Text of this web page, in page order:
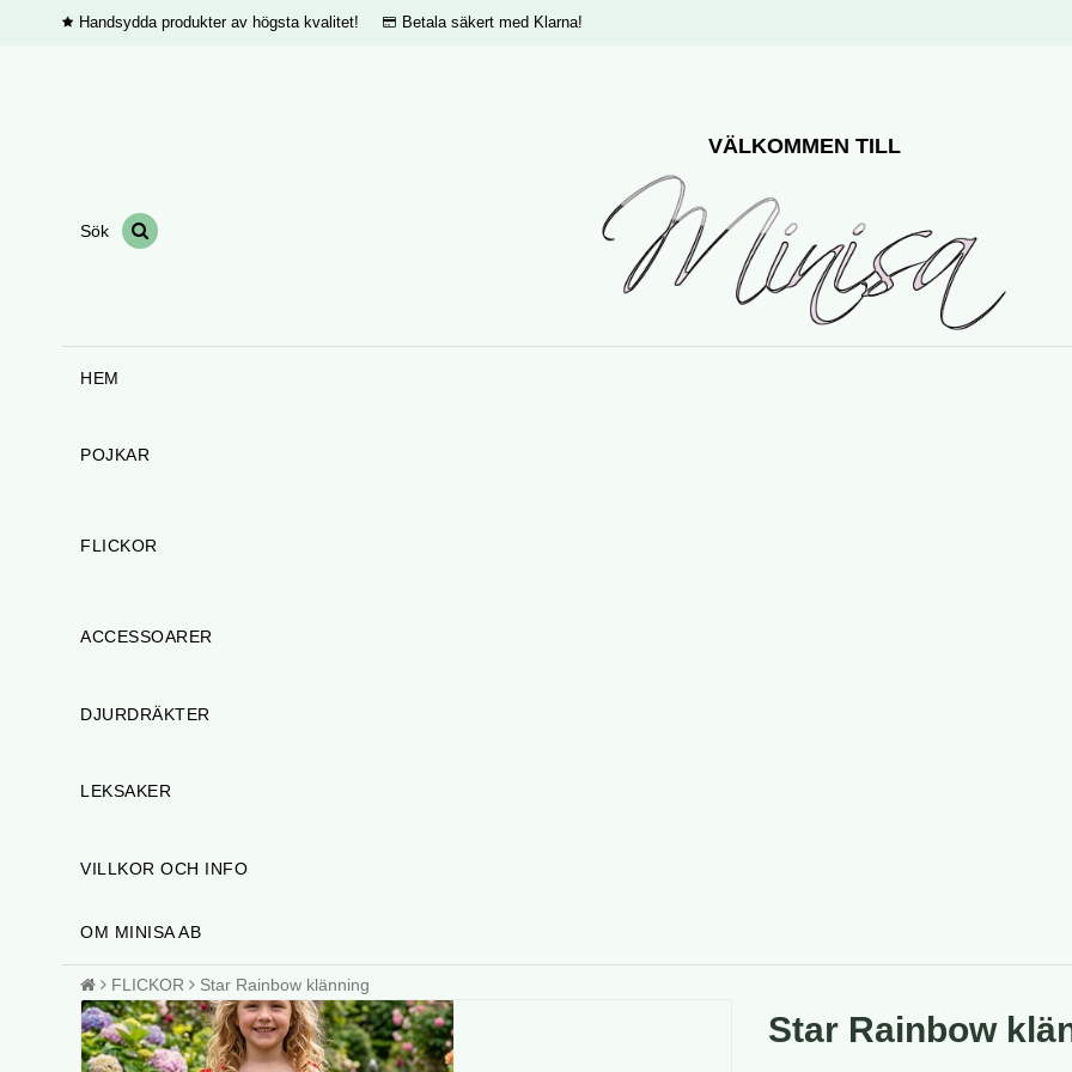
Handsydda produkter av högsta kvalitet! Betala säkert med Klarna!
VÄLKOMMEN TILL
HEM
POJKAR
FLICKOR
ACCESSOARER
DJURDRÄKTER
LEKSAKER
VILLKOR OCH INFO
OM MINISA AB
FLICKOR Star Rainbow klänning
Star Rainbow